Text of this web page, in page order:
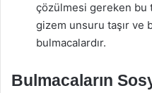
çözülmesi gereken bu
gizem unsuru taşır ve
bulmacalardır.
Bulmacaların